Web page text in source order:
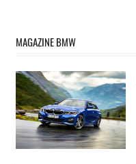
MAGAZINE BMW